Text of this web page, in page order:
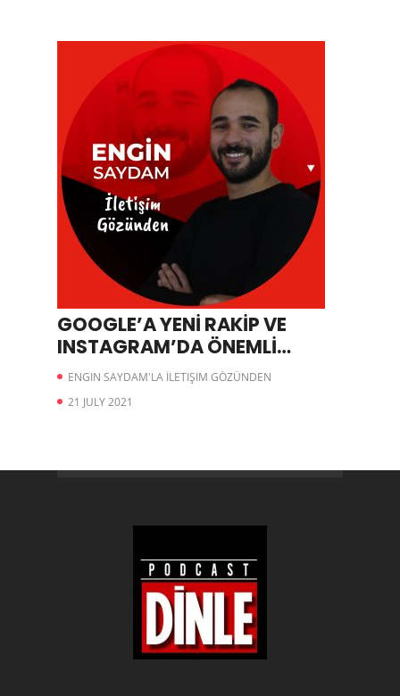
GOOGLE’A YENİ RAKİP VE
INSTAGRAM’DA ÖNEMLİ
DEĞİŞİKLİK
ENGIN SAYDAM'LA İLETIŞIM GÖZÜNDEN
21 JULY 2021